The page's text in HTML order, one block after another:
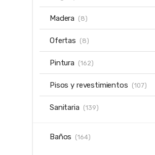
Madera (8)
Ofertas (8)
Pintura (162)
Pisos y revestimientos (107)
Sanitaria (139)
Baños (164)